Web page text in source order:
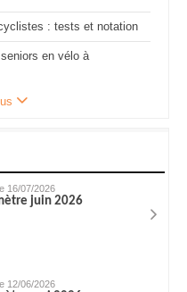
: tests et notation
en vélo à
16/07/2026
juin 2026
12/06/2026